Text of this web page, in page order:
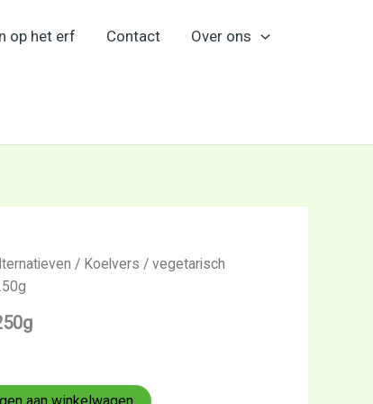
op het erf Contact Over ons
/ Koelvers / vegetarisch